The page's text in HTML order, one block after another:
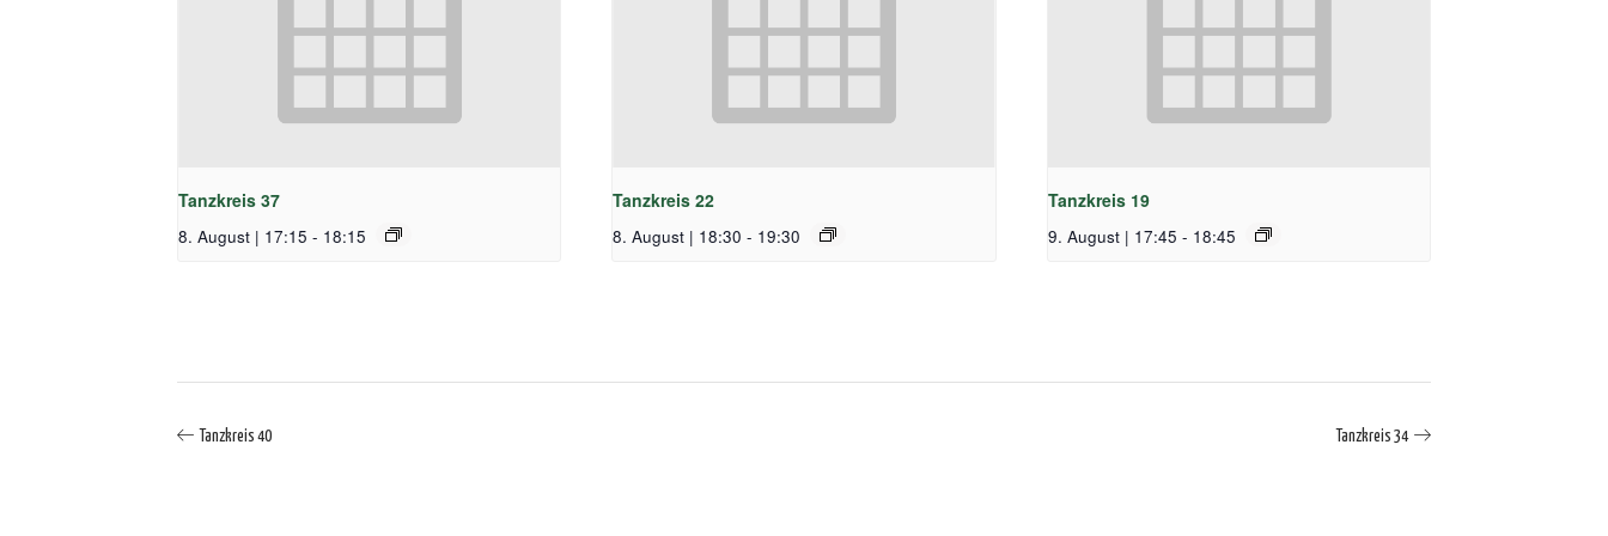
Tanzkreis 37
8. August | 17:15 - 18:15
Tanzkreis 22
8. August | 18:30 - 19:30
Tanzkreis 19
9. August | 17:45 - 18:45
Tanzkreis 40 Tanzkreis 34